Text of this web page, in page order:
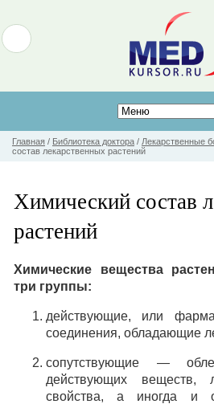
Главная / Библиотека доктора / Лекарственные
состав лекарственных растений
Химический состав
растений
Химические вещества
три группы:
действующие, или
соединения, обладающие
сопутствующие —
действующих
свойства, а иногда и